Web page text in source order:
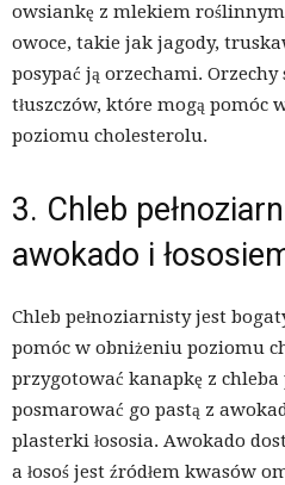
owsiankę z mlekiem
owoce, takie jak jagody,
posypać ją orzechami. Orzechy
tłuszczów, które mogą pomóc
poziomu cholesterolu.
3. Chleb
awokado i
Chleb pełnoziarnisty jest
pomóc w obniżeniu poziomu
przygotować kanapkę z chleba
posmarować go pastą z
plasterki łososia. Awokado
a łosoś jest źródłem kwasów